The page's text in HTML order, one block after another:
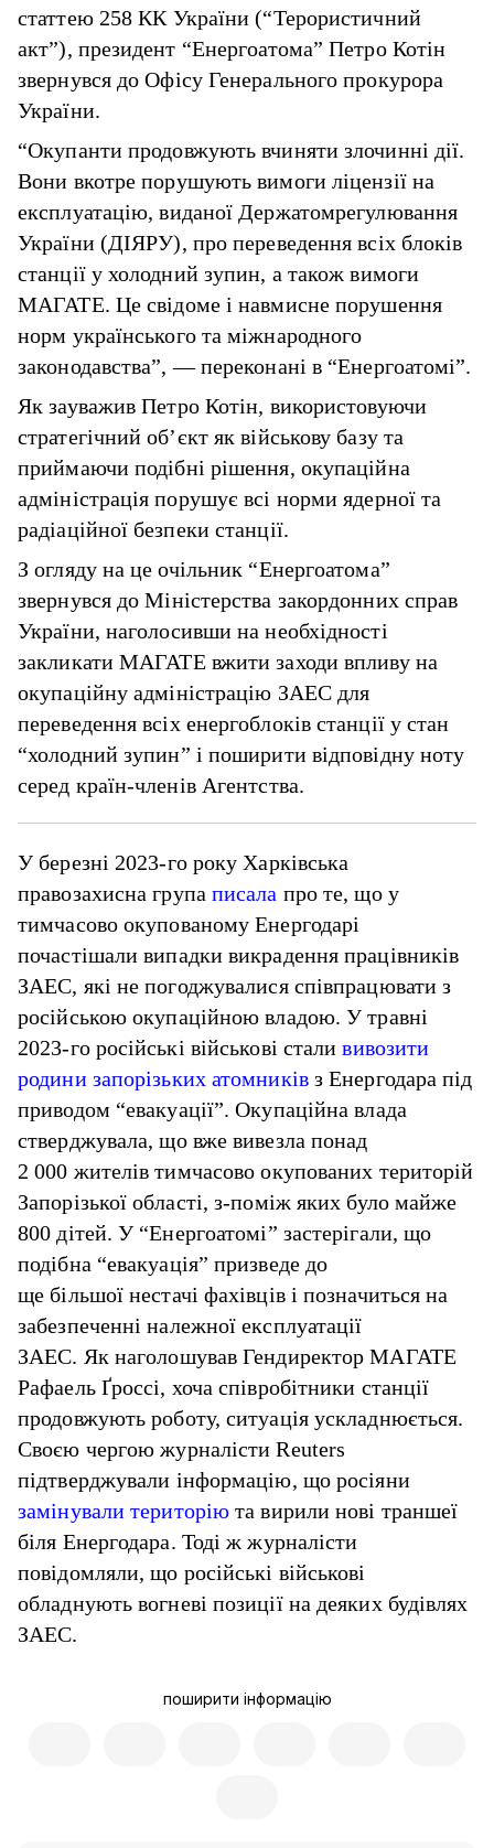
статтею 258 КК України (“Терористичний
акт”), президент “Енергоатома” Петро Котін
звернувся до Офісу Генерального прокурора
України.
“Окупанти продовжують вчиняти злочинні дії.
Вони вкотре порушують вимоги ліцензії на
експлуатацію, виданої Держатомрегулювання
України (ДІЯРУ), про переведення всіх блоків
станції у холодний зупин, а також вимоги
МАГАТЕ. Це свідоме і навмисне порушення
норм українського та міжнародного
законодавства”, — переконані в “Енергоатомі”.
Як зауважив Петро Котін, використовуючи
стратегічний об’єкт як військову базу та
приймаючи подібні рішення, окупаційна
адміністрація порушує всі норми ядерної та
радіаційної безпеки станції.
З огляду на це очільник “Енергоатома”
звернувся до Міністерства закордонних справ
України, наголосивши на необхідності
закликати МАГАТЕ вжити заходи впливу на
окупаційну адміністрацію ЗАЕС для
переведення всіх енергоблоків станції у стан
“холодний зупин” і поширити відповідну ноту
серед країн-членів Агентства.
У березні 2023-го року Харківська
правозахисна група писала про те, що у
тимчасово окупованому Енергодарі
почастішали випадки викрадення працівників
ЗАЕС, які не погоджувалися співпрацювати з
російською окупаційною владою. У травні
2023-го російські військові сталививозити
родини запорізьких атомниківз Енергодара під
приводом “евакуації”. Окупаційна влада
стверджувала, що вже вивезла понад
2 000 жителів тимчасово окупованих територій
Запорізької області, з-поміж яких було майже
800 дітей. У “Енергоатомі” застерігали, що
подібна “евакуація” призведе до
ще більшої нестачі фахівців і позначиться на
забезпеченні належної експлуатації
ЗАЕС. Як наголошував Гендиректор МАГАТЕ
Рафаель Ґроссі, хоча співробітники станції
продовжують роботу, ситуація ускладнюється.
Своєю чергою журналісти Reuters
підтверджували інформацію, що росіяни
замінували територію та вирили нові траншеї
біля Енергодара. Тоді ж журналісти
повідомляли, що російські військові
обладнують вогневі позиції на деяких будівлях
ЗАЕС.
поширити інформацію